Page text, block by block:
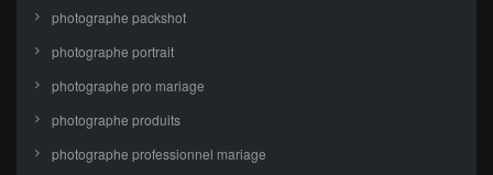
photographe packshot
photographe portrait
photographe pro mariage
photographe produits
photographe professionnel mariage